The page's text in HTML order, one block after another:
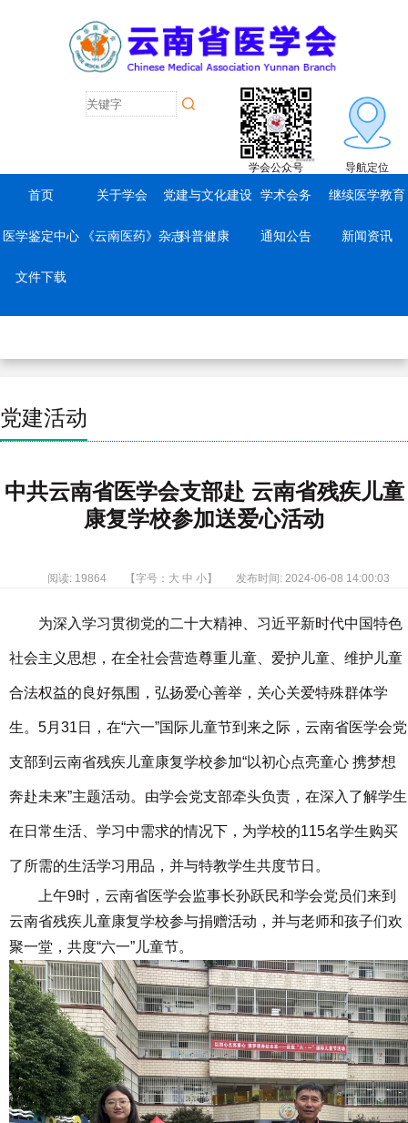
导航定位
学会公众号
首页 关于学会 党建与文化建设 学术会务 继续医学教育
医学鉴定中心 《云南医药》杂志科普健康 通知公告 新闻资讯
文件下载
党建活动
中共云南省医学会支部赴 云南省残疾儿童
康复学校参加送爱心活动
发布时间: 2024-06-08 14:00:03
【字号： 大 中 小】
阅读: 19864
为深入学习贯彻党的二十大精神、习近平新时代中国特色
社会主义思想，在全社会营造尊重儿童、爱护儿童、维护儿童
合法权益的良好氛围，弘扬爱心善举，关心关爱特殊群体学
生。5月31日，在“六一”国际儿童节到来之际，云南省医学会党
支部到云南省残疾儿童康复学校参加“以初心点亮童心 携梦想
奔赴未来”主题活动。由学会党支部牵头负责，在深入了解学生
在日常生活、学习中需求的情况下，为学校的115名学生购买
了所需的生活学习用品，并与特教学生共度节日。
上午9时，云南省医学会监事长孙跃民和学会党员们来到
云南省残疾儿童康复学校参与捐赠活动，并与老师和孩子们欢
聚一堂，共度“六一”儿童节。